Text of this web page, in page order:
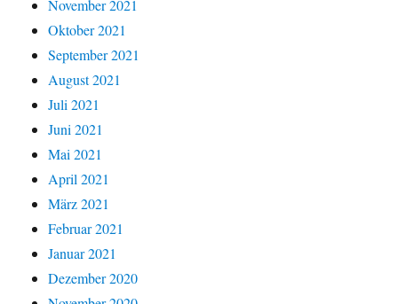
November 2021
Oktober 2021
September 2021
August 2021
Juli 2021
Juni 2021
Mai 2021
April 2021
März 2021
Februar 2021
Januar 2021
Dezember 2020